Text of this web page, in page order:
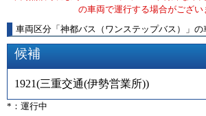
の車両で運行する場合がござい
車両区分 「 神都バス（ワンステップバス） 」 の
候補
1921(三重交通(伊勢営業所))
*：運行中